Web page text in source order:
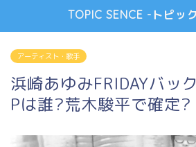
TOPIC SENCE -トピッ
アーティスト・歌手
浜崎あゆみFRIDAYバッ
Pは誰?荒木駿平で確定?